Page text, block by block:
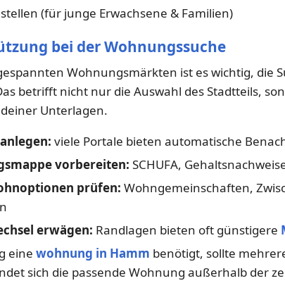
(für junge Erwachsene & Familien)
bei der Wohnungssuche
Wohnungsmärkten ist es wichtig, die
betrifft nicht nur die Auswahl des Stadtteils,
Unterlagen.
viele Portale bieten automatische
vorbereiten: SCHUFA,
prüfen: Wohngemeinschaften,
erwägen: Randlagen bieten oft günstigere
eine wohnung in Hamm benötigt, sollte
sich die passende Wohnung außerhalb der